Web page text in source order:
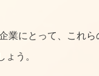
業にとって、これら
う。